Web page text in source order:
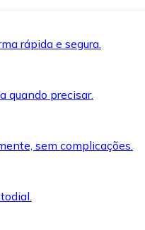
rápida e segura.
quando precisar.
sem complicações.